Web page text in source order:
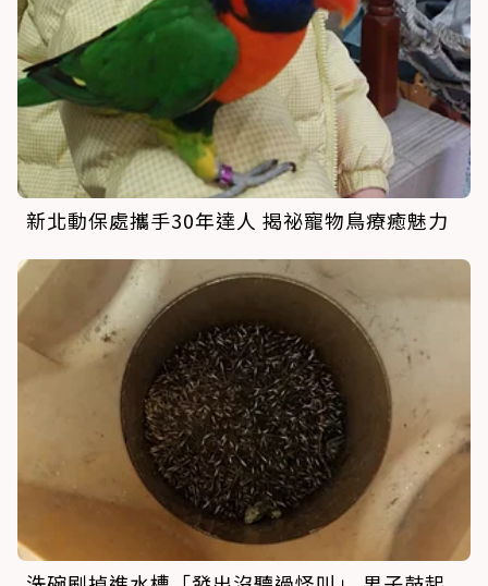
新北動保處攜手30年達人 揭祕寵物鳥療癒魅力